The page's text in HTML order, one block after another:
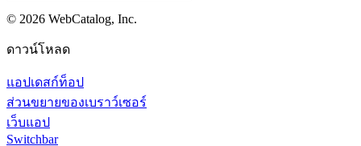
© 2026 WebCatalog, Inc.
ดาวน์โหลด
แอปเดสก์ท็อป
ส่วนขยายของเบราว์เซอร์
เว็บแอป
Switchbar